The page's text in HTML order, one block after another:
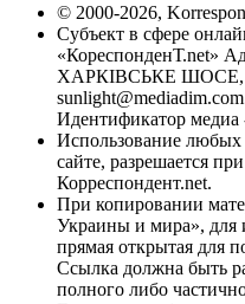
© 2000-2026,
Субъект в сфере
«КореспонденТ.net»
ХАРКІВСЬКЕ ШОСЕ,
Идентификатор медиа
Использование
сайте, разрешается
Корреспондент.net.
При копировании
Украины и мира», для
прямая открытая для
Ссылка должна быть
полного либо